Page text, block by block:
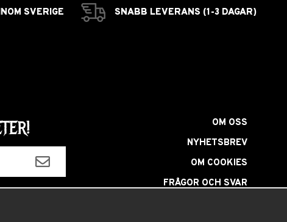
SVERIGE SNABB LEVERANS (1-3 DAGAR)
OM OSS
NYHETSBREV
OM COOKIES
FRÅGOR OCH SVAR